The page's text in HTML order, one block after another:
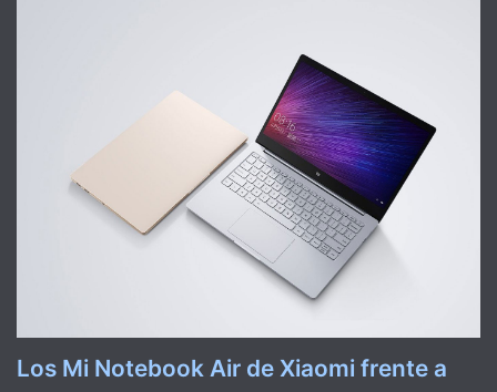
Los Mi Notebook Air de Xiaomi frente a